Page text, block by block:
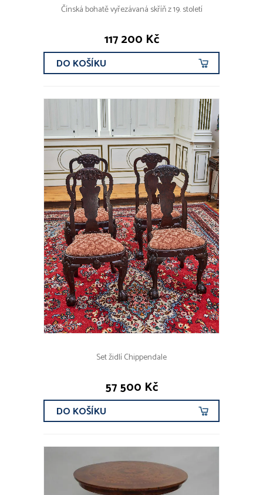
Čínská bohatě vyřezávaná skříň z 19. století
117 200 Kč
DO KOŠÍKU
Set židlí Chippendale
57 500 Kč
DO KOŠÍKU